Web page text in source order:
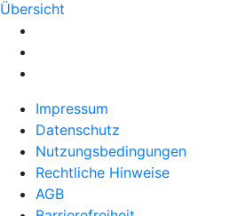
Übersicht
Impressum
Datenschutz
Nutzungsbedingungen
Rechtliche Hinweise
AGB